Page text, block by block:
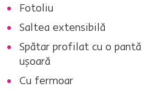
Fotoliu
Saltea extensibilă
Spătar profilat cu o pantă
uşoară
Cu fermoar